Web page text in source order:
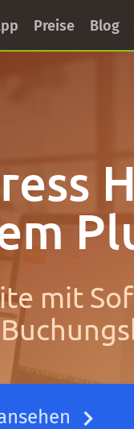
Preise Blog
mit